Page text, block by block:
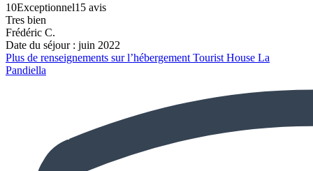
10Exceptionnel15 avis
Tres bien
Frédéric C.
Date du séjour : juin 2022
Plus de renseignements sur l’hébergement Tourist House La
Pandiella